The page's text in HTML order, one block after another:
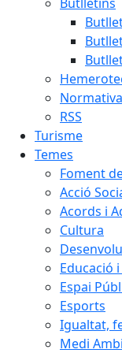
RSS
Turisme
Temes
Foment
Acció
Acords i
Cultura
Educació
Espai
Esports
Igualtat,
Medi